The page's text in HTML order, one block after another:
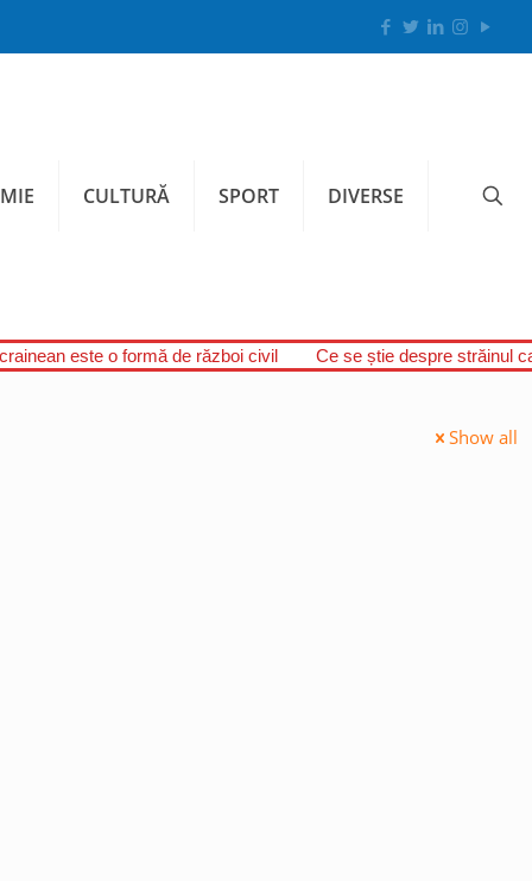
CULTURĂ SPORT DIVERSE
este o formă de război civil Ce se știe despre străinul
Show all